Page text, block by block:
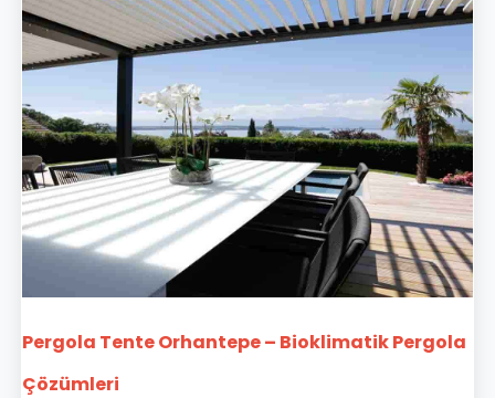
Pergola Tente Orhantepe – Bioklimatik Pergola
Çözümleri